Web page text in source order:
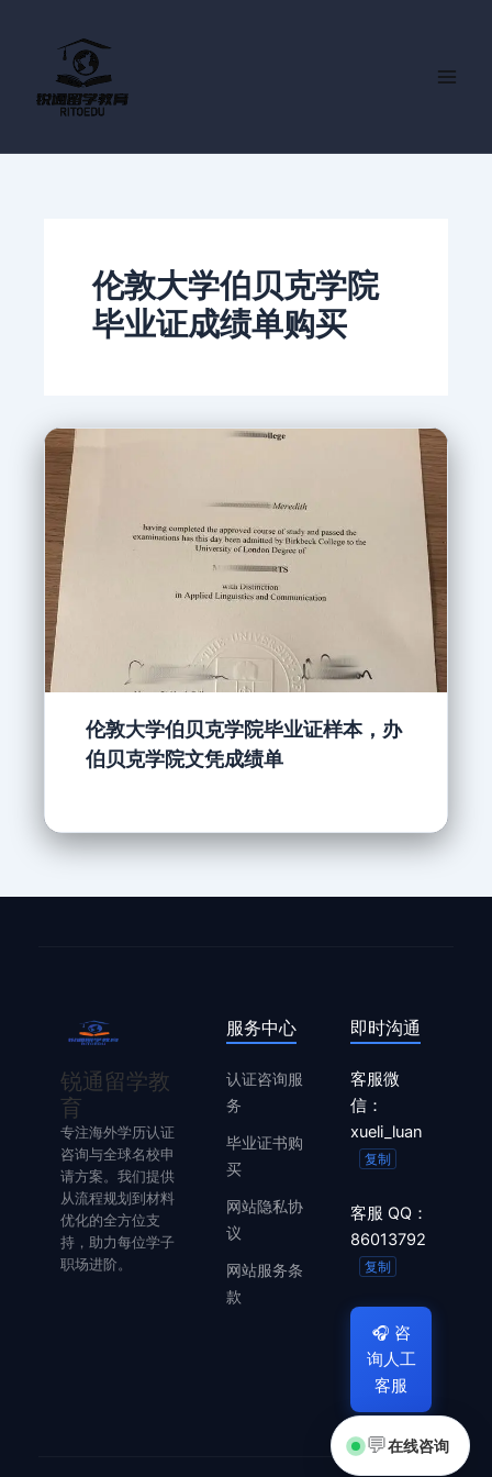
伦敦大学伯贝克学院
毕业证成绩单购买
伦敦大学伯贝克学院毕业证样本，办
伯贝克学院文凭成绩单
锐通留学教
育
专注海外学历认证
咨询与全球名校申
请方案。我们提供
从流程规划到材料
优化的全方位支
持，助力每位学子
职场进阶。
服务中心
认证咨询服
务
毕业证书购
买
网站隐私协
议
网站服务条
款
即时沟通
客服微
信：
xueli_luan
复制
客服 QQ：
86013792
复制
🎧 咨
询人工
客服
💬在线咨询